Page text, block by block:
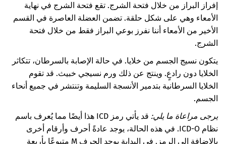
إفراز البراز من خلال فتحة الشرج. تقع فتحة الشرج في نهاية
الأمعاء وهي على شكل حلقة. تضمن العضلة العاصرة في القسم
الأخير من الأمعاء أننا نفرز بوعي البراز فقط من خلال فتحة
الشرج.
يتكون نسيج الجسم من خلايا. في حالة الإصابة بالسرطان، تتكاثر
الخلايا دون رادعٍ. وينتج عن ذلك ورم نسيجي خبيث. قد تقوم
الخلايا السرطانية بتدمير الأنسجة السليمة وتنتشر في جميع أنحاء
الجسم.
يرجى مراعاة ما يلي:
قد يأتي رمز ICD هذا أيضًا مما يُعرف باسم
نظام ICD-O. في هذه الحالة، يوجد عادةً أحرف وأرقام أخرى
بالإضافة إلى الرمز. في البداية يوجد الحرف M متبوعًا بأربعة